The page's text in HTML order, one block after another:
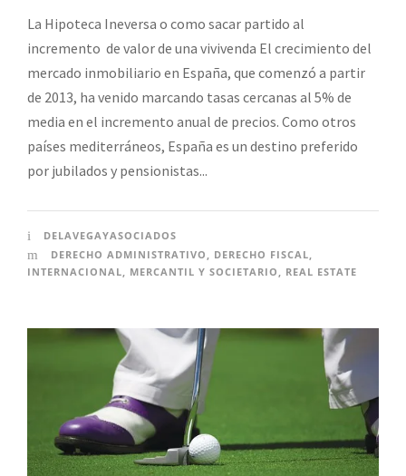
La Hipoteca Ineversa o como sacar partido al
incremento de valor de una vivivenda El crecimiento del
mercado inmobiliario en España, que comenzó a partir
de 2013, ha venido marcando tasas cercanas al 5% de
media en el incremento anual de precios. Como otros
países mediterráneos, España es un destino preferido
por jubilados y pensionistas...
DELAVEGAYASOCIADOS
DERECHO ADMINISTRATIVO
DERECHO FISCAL
INTERNACIONAL
MERCANTIL Y SOCIETARIO REAL ESTATE